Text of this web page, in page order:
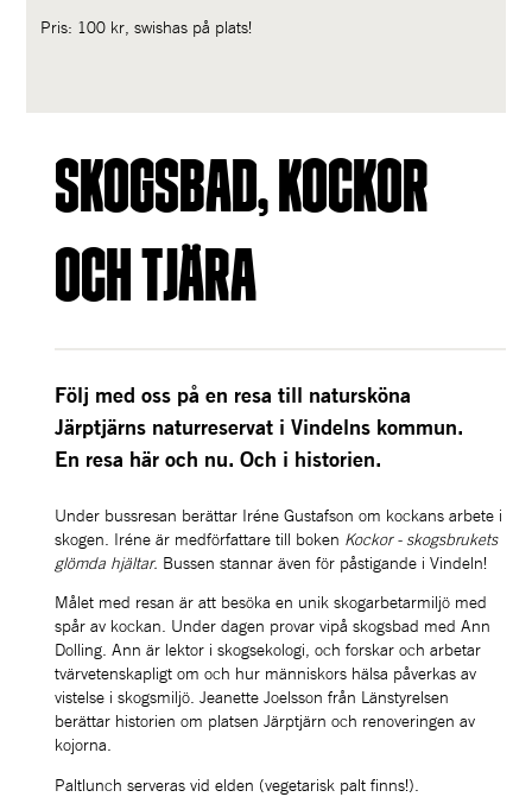
Pris: 100 kr, swishas på plats!
SKOGSBAD, KOCKOR
OCH TJÄRA
Följ med oss på en resa till natursköna
Järptjärns naturreservat i Vindelns kommun.
En resa här och nu. Och i historien.
Under bussresan berättar Iréne Gustafson om kockans arbete i
skogen. Iréne är medförfattare till boken Kockor - skogsbrukets
glömda hjältar. Bussen stannar även för påstigande i Vindeln!
Målet med resan är att besöka en unik skogarbetarmiljö med
spår av kockan. Under dagen provar vipå skogsbad med Ann
Dolling. Ann är lektor i skogsekologi, och forskar och arbetar
tvärvetenskapligt om och hur människors hälsa påverkas av
vistelse i skogsmiljö. Jeanette Joelsson från Länstyrelsen
berättar historien om platsen Järptjärn och renoveringen av
kojorna.
Paltlunch serveras vid elden (vegetarisk palt finns!).